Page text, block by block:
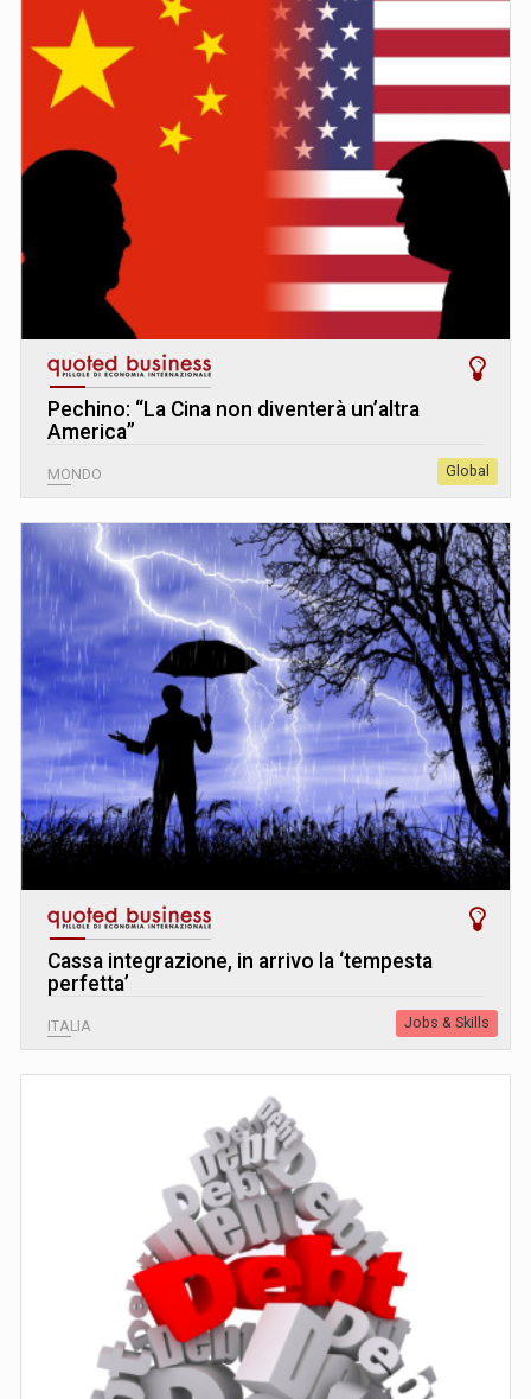
Pechino: “La Cina non diventerà un’altra
America”
MONDO Global
Cassa integrazione, in arrivo la ‘tempesta
perfetta’
ITALIA Jobs & Skills